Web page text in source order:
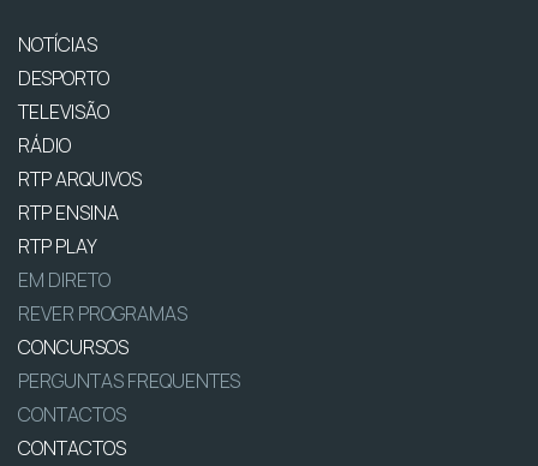
NOTÍCIAS
DESPORTO
TELEVISÃO
RÁDIO
RTP ARQUIVOS
RTP ENSINA
RTP PLAY
EM DIRETO
REVER PROGRAMAS
CONCURSOS
PERGUNTAS FREQUENTES
CONTACTOS
CONTACTOS